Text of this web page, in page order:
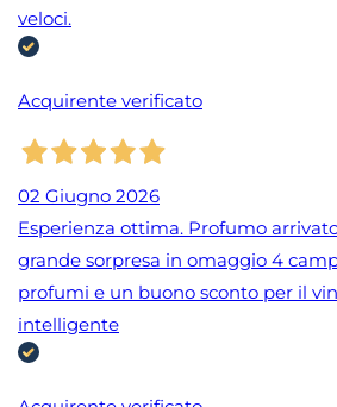
veloci.
Acquirente verificato
02 Giugno 2026
Esperienza ottima. Profumo
grande sorpresa in omaggio 4
profumi e un buono sconto per il
intelligente